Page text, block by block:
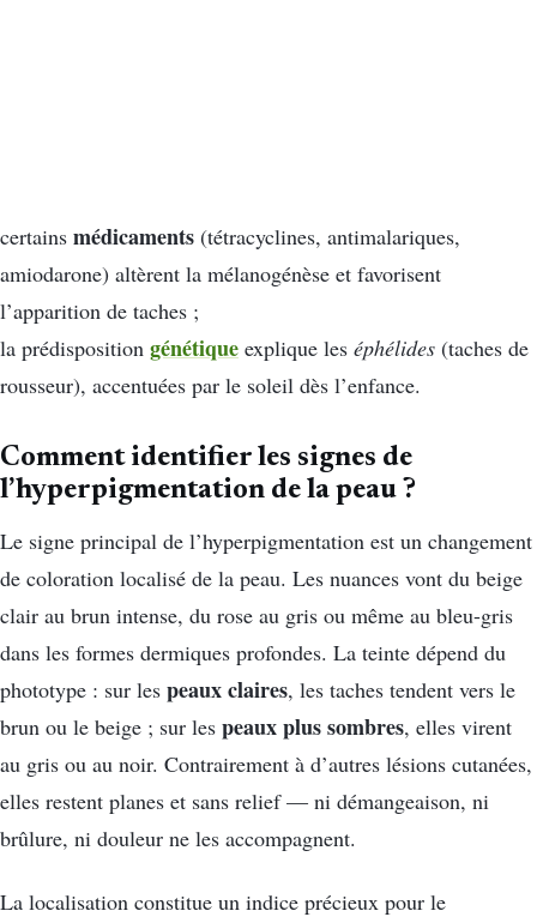
certains médicaments (tétracyclines, antimalariques,
amiodarone) altèrent la mélanogénèse et favorisent
l’apparition de taches ;
la prédisposition génétique explique les éphélides (taches de
rousseur), accentuées par le soleil dès l’enfance.
Comment identifier les signes de
l’hyperpigmentation de la peau ?
Le signe principal de l’hyperpigmentation est un changement
de coloration localisé de la peau. Les nuances vont du beige
clair au brun intense, du rose au gris ou même au bleu-gris
dans les formes dermiques profondes. La teinte dépend du
phototype : sur les peaux claires, les taches tendent vers le
brun ou le beige ; sur les peaux plus sombres, elles virent
au gris ou au noir. Contrairement à d’autres lésions cutanées,
elles restent planes et sans relief — ni démangeaison, ni
brûlure, ni douleur ne les accompagnent.
La localisation constitue un indice précieux pour le